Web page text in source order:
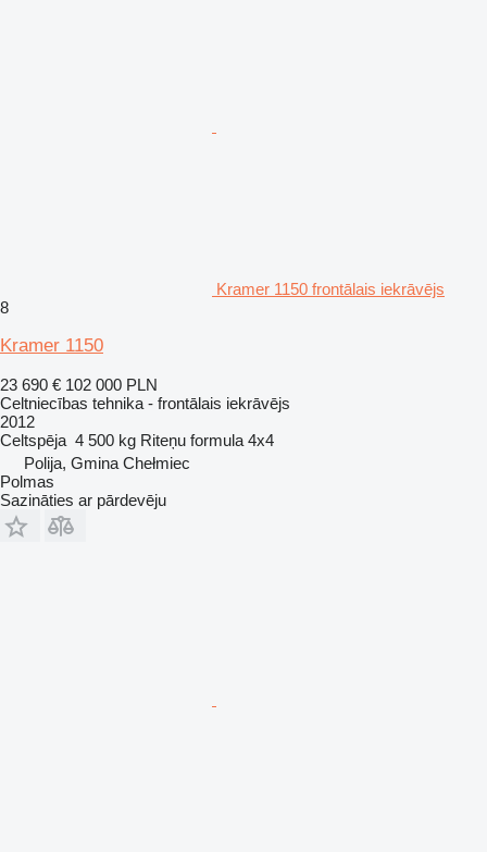
Kramer 1150 frontālais iekrāvējs
8
Kramer 1150
23 690 € 102 000 PLN
Celtniecības tehnika - frontālais iekrāvējs
2012
Celtspēja 4 500 kg Riteņu formula 4x4
Polija, Gmina Chełmiec
Polmas
Sazināties ar pārdevēju